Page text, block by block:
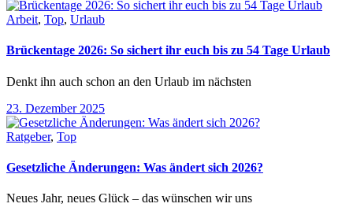
Arbeit, Top, Urlaub
Brückentage 2026: So sichert ihr euch bis zu 54 Tage Urlaub
Denkt ihn auch schon an den Urlaub im nächsten
23. Dezember 2025
Ratgeber, Top
Gesetzliche Änderungen: Was ändert sich 2026?
Neues Jahr, neues Glück – das wünschen wir uns